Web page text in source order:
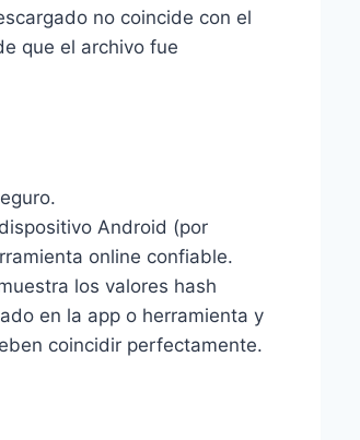
no coincide con el
que el archivo fue
Android (por
online confiable.
los valores hash
en la app o herramienta y
coincidir perfectamente.